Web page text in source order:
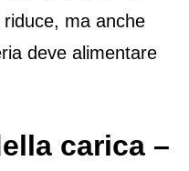
ma anche
deve alimentare
carica –